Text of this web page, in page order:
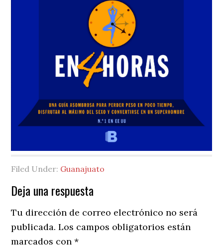
Filed Under: Guanajuato
Reader
Interactions
Deja una respuesta
Tu dirección de correo electrónico no será
publicada. Los campos obligatorios están
marcados con*